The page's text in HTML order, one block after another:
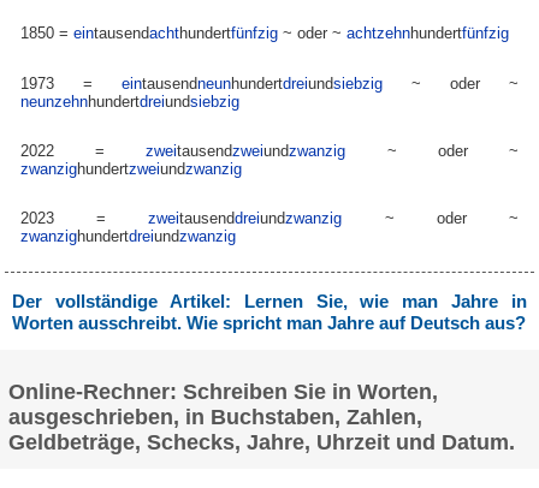
1850 =eintausendachthundertfünfzig ~ oder ~achtzehnhundertfünfzig
1973 =eintausendneunhundertdreiundsiebzig ~ oder ~
neunzehnhundertdreiundsiebzig
2022 =zweitausendzweiundzwanzig ~ oder ~
zwanzighundertzweiundzwanzig
2023 =zweitausenddreiundzwanzig ~ oder ~
zwanzighundertdreiundzwanzig
Der vollständige Artikel: Lernen Sie, wie man Jahre in
Worten ausschreibt. Wie spricht man Jahre auf Deutsch aus?
Online-Rechner: Schreiben Sie in Worten,
ausgeschrieben, in Buchstaben, Zahlen,
Geldbeträge, Schecks, Jahre, Uhrzeit und Datum.